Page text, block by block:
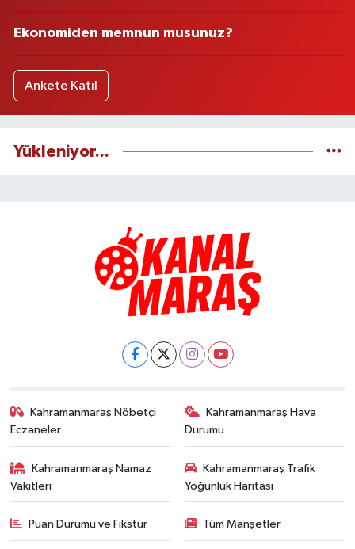
Ekonomiden memnun musunuz?
Ankete Katıl
Yükleniyor...
Kahramanmaraş Nöbetçi
Eczaneler
Kahramanmaraş Hava
Durumu
Kahramanmaraş Namaz
Vakitleri
Kahramanmaraş Trafik
Yoğunluk Haritası
Puan Durumu ve Fikstür Tüm Manşetler